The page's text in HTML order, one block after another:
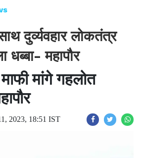
दुर्व्यवहार लोकतंत्र
धब्बा- महापौर
मांगे गहलोत
2023, 18:51 IST